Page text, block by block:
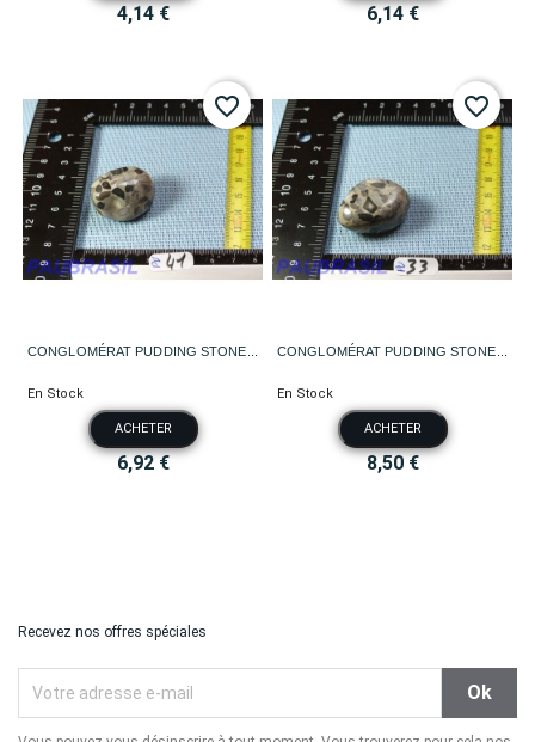
4,14 € 6,14 €
CONGLOMÉRAT PUDDING STONE...
En Stock
ACHETER
6,92 €
favorite_border
CONGLOMÉRAT PUDDING STONE...
En Stock
ACHETER
8,50 €
favorite_border
Recevez nos offres spéciales